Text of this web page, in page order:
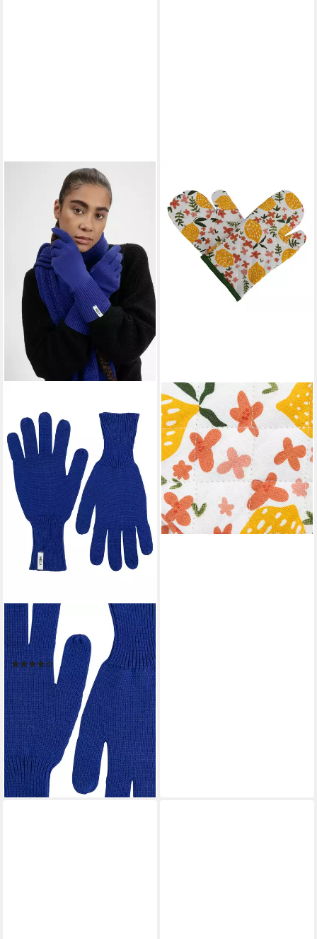
MELA
Baumwollhandschuhe Strick
Handschuhe Style RISHI
(1)
34,90 €
lieferbar - in 2-3 Werktagen bei dir
+12
EL PUENTE
Fäustlinge Ofenhandschuhe
"Citrus", 2er-Set, Handmade
(2) Handmade
19,99 €
lieferbar - in 5-6 Werktagen bei dir